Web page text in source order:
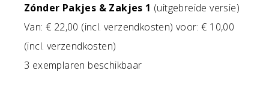
Zónder Pakjes & Zakjes 1 (uitgebreide versie)
Van: € 22,00 (incl. verzendkosten) voor: € 10,00
(incl. verzendkosten)
3 exemplaren beschikbaar